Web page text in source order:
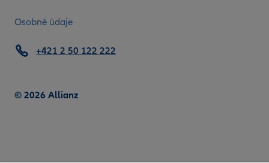
Osobné údaje
© 2026 Allianz
+421 2 50 122 222